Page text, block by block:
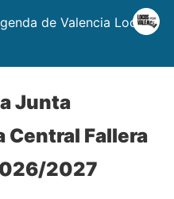
de Valencia Locos
Junta
Central Fallera
2027